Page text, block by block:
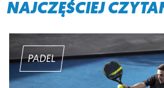
NAJCZĘŚCIEJ
PADEL